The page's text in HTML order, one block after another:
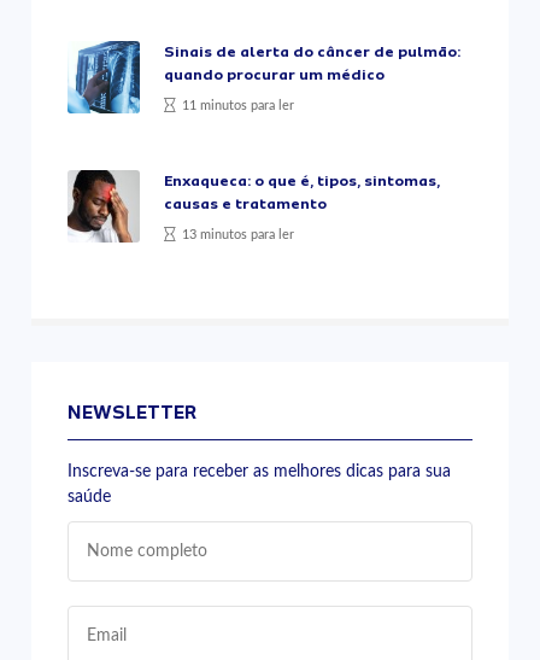
Sinais de alerta do câncer de pulmão:
quando procurar um médico
11 minutos para ler
Enxaqueca: o que é, tipos, sintomas,
causas e tratamento
13 minutos para ler
NEWSLETTER
Inscreva-se para receber as melhores dicas para sua
saúde